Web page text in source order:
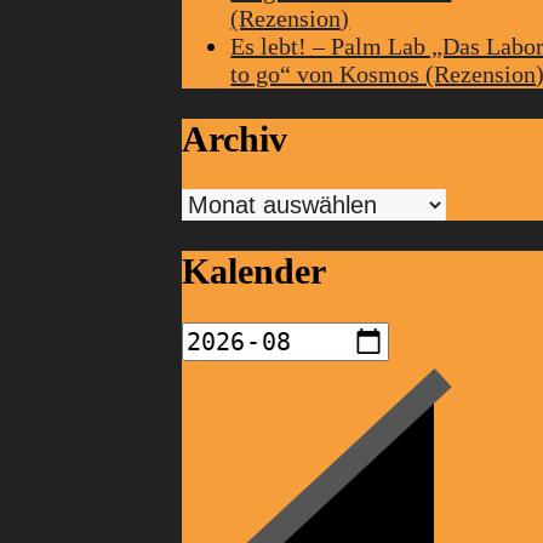
(Rezension)
Es lebt! – Palm Lab „Das
to go“ von Kosmos
Archiv
Archiv
Kalender